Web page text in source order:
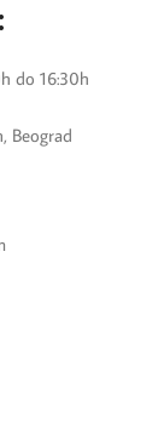
do 16:30h
Beograd